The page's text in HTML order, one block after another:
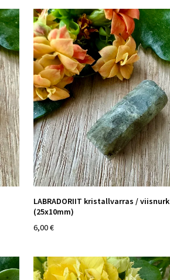
LABRADORIIT kristallvarras / viisnurk
(25x10mm)
6,00 €